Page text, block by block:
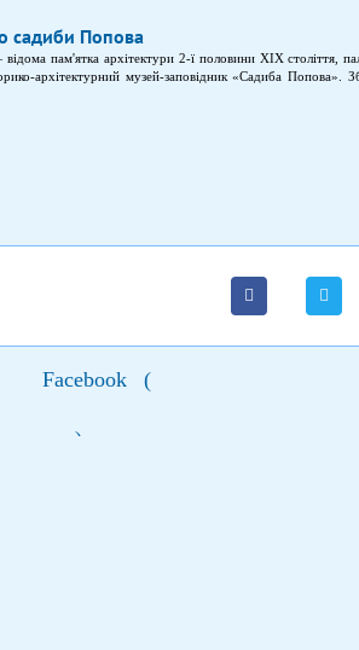
садиби Попова
пам'ятка архітектури 2-ї половини XIX століття,
архітектурний музей-заповідник «Садиба Попова».
Facebook (
)